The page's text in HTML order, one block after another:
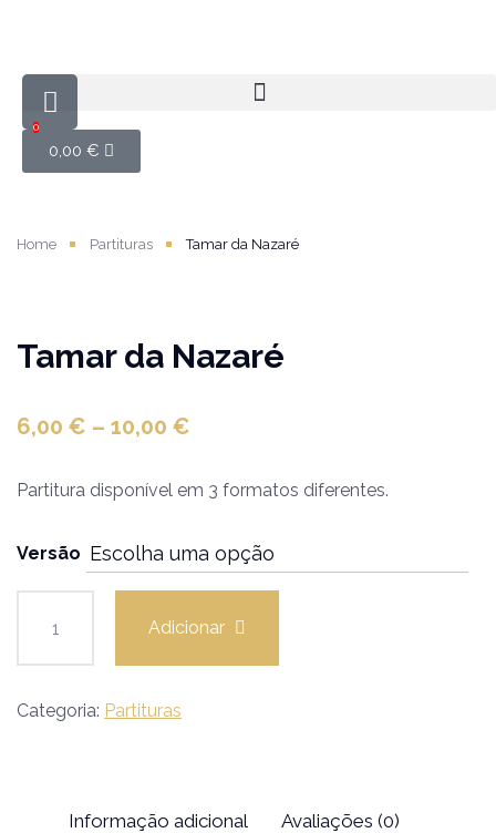
0,00 €
0
Home Partituras Tamar da Nazaré
Tamar da Nazaré
6,00 € – 10,00 €
Partitura disponível em 3 formatos diferentes.
Versão
Adicionar
Categoria: Partituras
Informação adicional Avaliações (0)